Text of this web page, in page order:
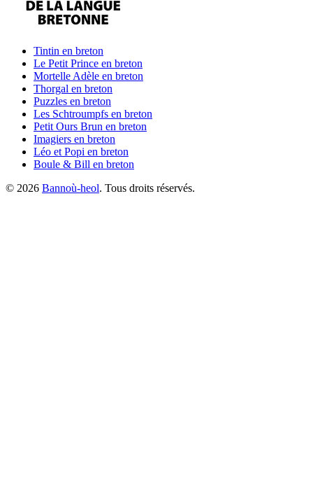
Tintin en breton
Le Petit Prince en breton
Mortelle Adèle en breton
Thorgal en breton
Puzzles en breton
Les Schtroumpfs en breton
Petit Ours Brun en breton
Imagiers en breton
Léo et Popi en breton
Boule & Bill en breton
© 2026 Bannoù-heol. Tous droits réservés.